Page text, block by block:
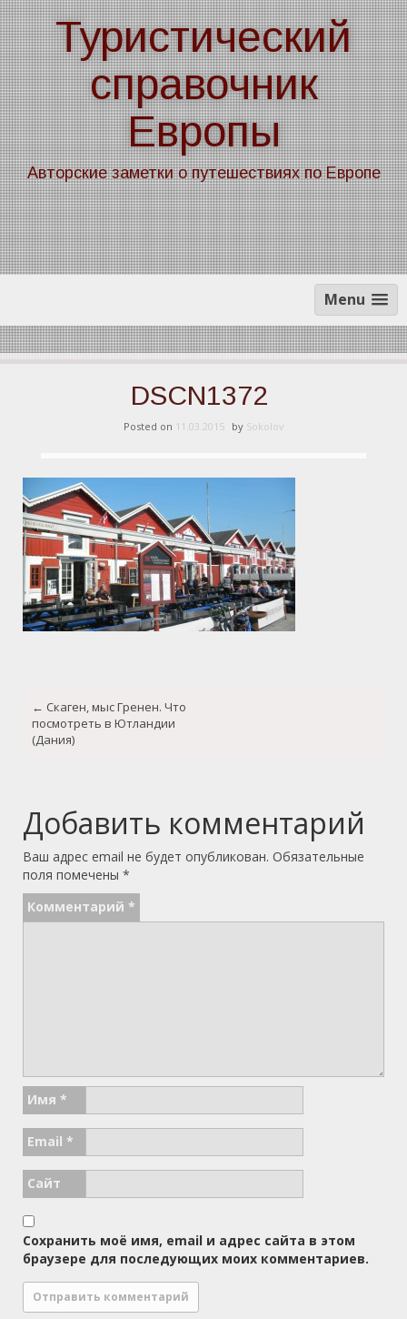
Skip
to
content
Туристический
справочник
Европы
Авторские заметки о путешествиях по Европе
Menu
DSCN1372
Posted on 11.03.2015 by Sokolov
navigation
← Скаген, мыс Гренен. Что
посмотреть в Ютландии
(Дания)
Добавить комментарий
Ваш адрес email не будет опубликован. Обязательные
поля помечены *
Комментарий *
Имя *
Email *
Сайт
Сохранить моё имя, email и адрес сайта в этом
браузере для последующих моих комментариев.